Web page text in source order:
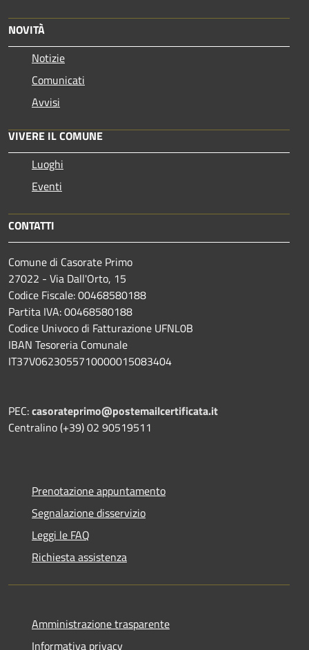
NOVITÀ
Notizie
Comunicati
Avvisi
VIVERE IL COMUNE
Luoghi
Eventi
CONTATTI
Comune di Casorate Primo
27022 - Via Dall'Orto, 15
Codice Fiscale: 00468580188
Partita IVA: 00468580188
Codice Univoco di Fatturazione UFNL0B
IBAN Tesoreria Comunale
IT37V0623055710000015083404
PEC:casorateprimo@postemailcertificata.it
Centralino (+39) 02 90519511
Prenotazione appuntamento
Segnalazione disservizio
Leggi le FAQ
Richiesta assistenza
Amministrazione trasparente
Informativa privacy